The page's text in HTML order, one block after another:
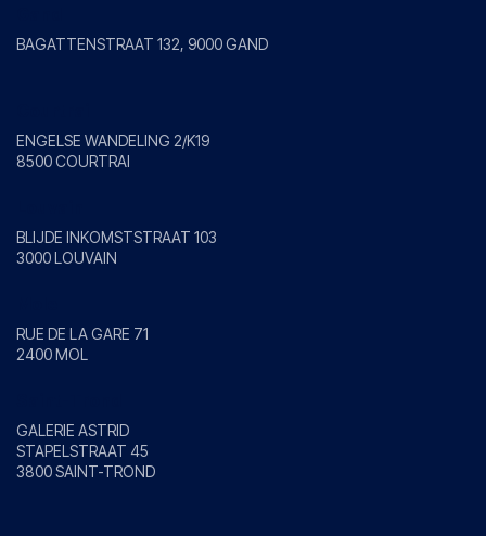
BAGATTENSTRAAT 132, 9000 GAND
ENGELSE WANDELING 2/K19
8500 COURTRAI
BLIJDE INKOMSTSTRAAT 103
3000 LOUVAIN
RUE DE LA GARE 71
2400 MOL
GALERIE ASTRID
STAPELSTRAAT 45
3800 SAINT-TROND